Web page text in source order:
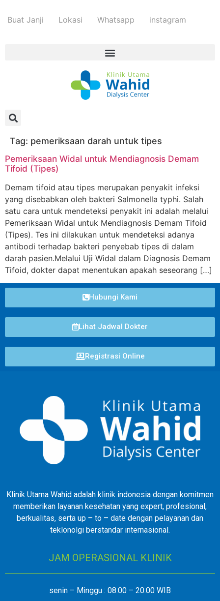
Buat Janji Lokasi Whatsapp instagram
Tag: pemeriksaan darah untuk tipes
Pemeriksaan Widal untuk Mendiagnosis Demam
Tifoid (Tipes)
Demam tifoid atau tipes merupakan penyakit infeksi
yang disebabkan oleh bakteri Salmonella typhi. Salah
satu cara untuk mendeteksi penyakit ini adalah melalui
Pemeriksaan Widal untuk Mendiagnosis Demam Tifoid
(Tipes). Tes ini dilakukan untuk mendeteksi adanya
antibodi terhadap bakteri penyebab tipes di dalam
darah pasien.Melalui Uji Widal dalam Diagnosis Demam
Tifoid, dokter dapat menentukan apakah seseorang […]
Hubungi Kami
Lihat Jadwal Dokter
Registrasi Online
Klinik Utama Wahid adalah klinik indonesia dengan komitmen
memberikan layanan kesehatan yang expert, profesional,
berkualitas, serta up – to – date dengan pelayanan dan
teklonolgi berstandar internasional.
JAM OPERASIONAL KLINIK
senin – Minggu : 08.00 – 20.00 WIB